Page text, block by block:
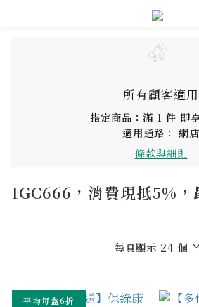
所有顧客適用
指定商品：滿 1 件 即
適用通路： 網店
條款與細則
IGC666，消費現抵5%，
每頁顯示 24 個
平均每盒6折